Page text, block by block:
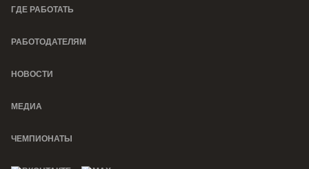
ГДЕ РАБОТАТЬ
РАБОТОДАТЕЛЯМ
НОВОСТИ
МЕДИА
ЧЕМПИОНАТЫ